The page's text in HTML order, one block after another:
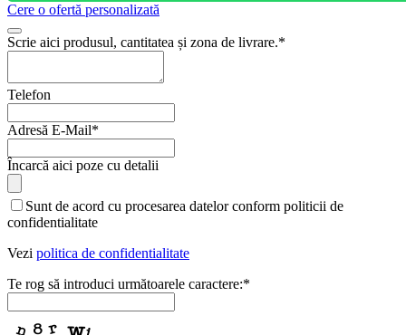
Cere o ofertă personalizată
Scrie aici produsul, cantitatea și zona de livrare.*
Telefon
Adresă E-Mail*
Your
Website
Încarcă aici poze cu detalii
Sunt de acord cu procesarea datelor conform politicii de
confidentialitate
Vezi politica de confidentialitate
Te rog să introduci următoarele caractere:*